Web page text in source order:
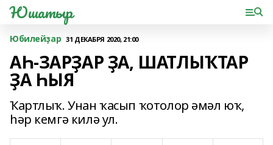
Юшатыр
Юбилейҙар 31 ДЕКАБРЯ 2020, 21:00
АҺ-ЗАРҘАР ҘА, ШАТЛЫҠТАР
ҘА ҺЫЯ
Ҡартлыҡ. Унан ҡасып ҡотолор әмәл юҡ,
һәр кемгә килә ул.